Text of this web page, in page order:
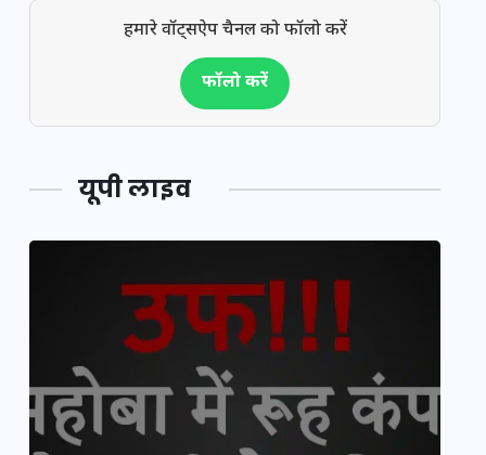
हमारे वॉट्सऐप चैनल को फॉलो करें
फॉलो करें
यूपी लाइव